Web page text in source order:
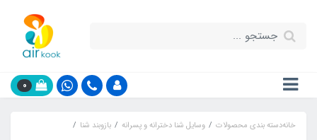
0
خانهدسته بندی محصولات وسایل شنا دخترانه و پسرانه
بازوبند شنا